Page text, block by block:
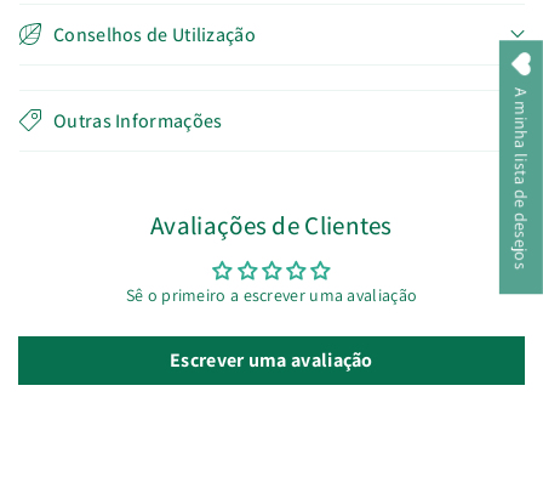
Conselhos de Utilização
Outras Informações
Avaliações de Clientes
Sê o primeiro a escrever uma avaliação
Escrever uma avaliação
A minha lista de desejos